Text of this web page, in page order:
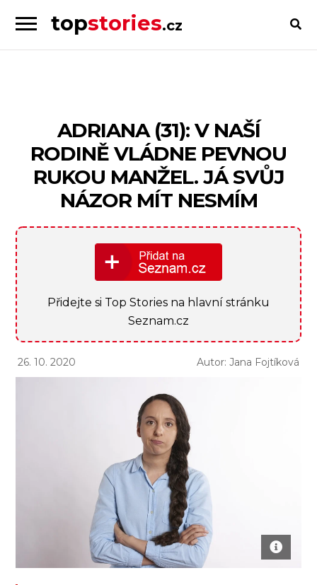
Skip
to
Skip
to
topstories.cz
lidi
ADRIANA (31): V NAŠÍ
RODINĚ VLÁDNE PEVNOU
RUKOU MANŽEL. JÁ SVŮJ
NÁZOR MÍT NESMÍM
Přidejte si Top Stories na hlavní stránku
Seznam.cz
26. 10. 2020 Autor: Jana Fojtíková